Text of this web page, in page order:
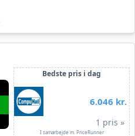
Bedste pris i dag
6.046 kr.
1 pris »
I samarbejde m. PriceRunner